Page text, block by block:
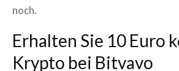
noch.
Erhalten Sie 10 Euro
Krypto bei Bitvavo